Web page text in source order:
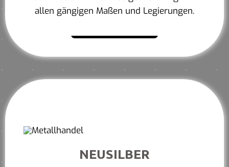
allen gängigen Maßen und Legierungen.
NEUSILBER